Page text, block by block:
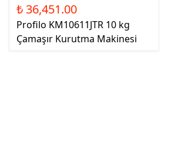
₺ 36,451.00
Profilo KM10611JTR 10 kg
Çamaşır Kurutma Makinesi